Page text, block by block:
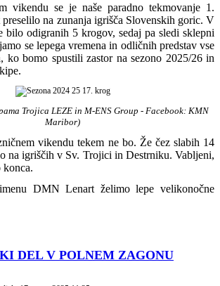
vikendu se je naše paradno tekmovanje 1.
na zunanja igrišča Slovenskih goric. V
bilo odigranih 5 krogov, sedaj pa sledi sklepni
se lepega vremena in odličnih predstav vse
ko bomo spustili zastor na sezono 2025/26 in
Trojica LEZE in M-ENS Group - Facebook: KMN
Maribor)
vikendu tekem ne bo. Že čez slabih 14
na igriščih v Sv. Trojici in Destrniku. Vabljeni,
konca.
DMN Lenart želimo lepe velikonočne
DEL V POLNEM ZAGONU